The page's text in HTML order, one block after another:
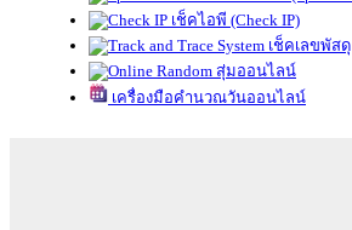
เช็คไอพี (Check IP)
เช็คเลขพัสดุ
สุ่มออนไลน์
เครื่องมือคำนวณวันออนไลน์